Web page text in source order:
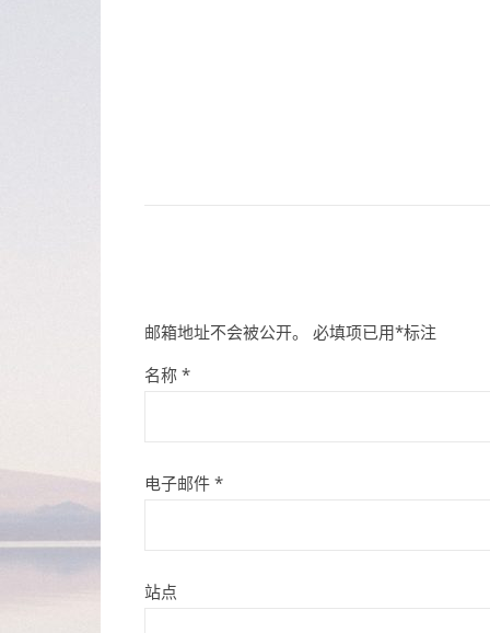
邮箱地址不会被公开。 必填项已用*标注
名称 *
电子邮件 *
站点